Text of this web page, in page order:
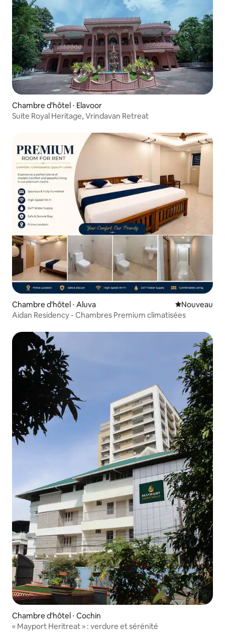
Chambre d'hôtel ⋅ Elavoor
Suite Royal Heritage, Vrindavan Retreat
Chambre d'hôtel ⋅ Aluva Nouvel
Nouveau
Aidan Residency - Chambres Premium climatisées
Chambre d'hôtel ⋅ Cochin
« Mayport Heritreat » : verdure et sérénité